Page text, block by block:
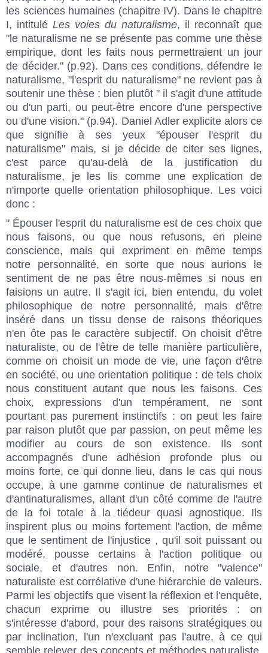
les sciences humaines (chapitre IV). Dans le chapitre
I, intitulé Les voies du naturalisme, il reconnaît que
"le naturalisme ne se présente pas comme une thèse
empirique, dont les faits nous permettraient un jour
de décider." (p.92). Dans ces conditions, défendre le
naturalisme, "l'esprit du naturalisme" ne revient pas à
soutenir une thèse : bien plutôt " il s'agit d'une attitude
ou d'un parti, ou peut-être encore d'une perspective
ou d'une vision." (p.94). Daniel Adler explicite alors ce
que signifie à ses yeux "épouser l'esprit du
naturalisme" mais, si je décide de citer ses lignes,
c'est parce qu'au-delà de la justification du
naturalisme, je les lis comme une explication de
n'importe quelle orientation philosophique. Les voici
donc :
" Épouser l'esprit du naturalisme est de ces choix que
nous faisons, ou que nous refusons, en pleine
conscience, mais qui expriment en même temps
notre personnalité, en sorte que nous aurions le
sentiment de ne pas être nous-mêmes si nous en
faisions un autre. Il s'agit ici, bien entendu, du volet
philosophique de notre personnalité, mais d'être
inséré dans un tissu dense de raisons théoriques
n'en ôte pas le caractère subjectif. On choisit d'être
naturaliste, ou de l'être de telle manière particulière,
comme on choisit un mode de vie, une façon d'être
en société, ou une orientation politique : de tels choix
nous constituent autant que nous les faisons. Ces
choix, expressions d'un tempérament, ne sont
pourtant pas purement instinctifs : on peut les faire
par raison plutôt que par passion, on peut même les
modifier au cours de son existence. Ils sont
accompagnés d'une adhésion profonde plus ou
moins forte, ce qui donne lieu, dans le cas qui nous
occupe, à une gamme continue de naturalismes et
d'antinaturalismes, allant d'un côté comme de l'autre
de la foi totale à la tiédeur quasi agnostique. Ils
inspirent plus ou moins fortement l'action, de même
que le sentiment de l'injustice , qu'il soit puissant ou
modéré, pousse certains à l'action politique ou
sociale, et d'autres non. Enfin, notre "valence"
naturaliste est corrélative d'une hiérarchie de valeurs.
Parmi les objectifs que visent la réflexion et l'enquête,
chacun exprime ou illustre ses priorités : on
s'intéresse d'abord, pour des raisons stratégiques ou
par inclination, l'un n'excluant pas l'autre, à ce qui